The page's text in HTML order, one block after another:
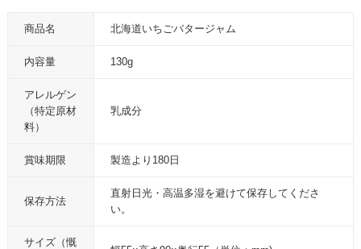
商品名 北海道いちごバタージャム
内容量 130g
アレルゲン
（特定原材
料）
乳成分
賞味期限 製造より180日
保存方法
直射日光・高温多湿を避けて保存してくださ
い。
サイズ（慨